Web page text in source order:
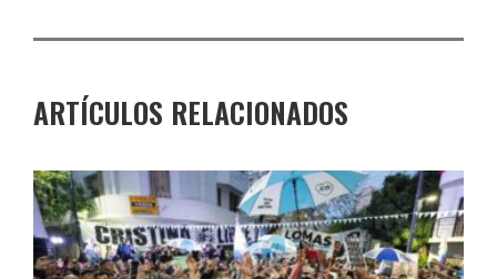
ARTÍCULOS RELACIONADOS